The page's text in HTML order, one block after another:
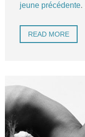
jeune précédente.
READ MORE